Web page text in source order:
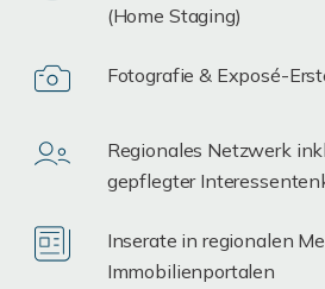
(Home Staging)
Fotografie & Exposé-
Regionales Netzwerk
gepflegter
Inserate in regionalen
Immobilienportalen